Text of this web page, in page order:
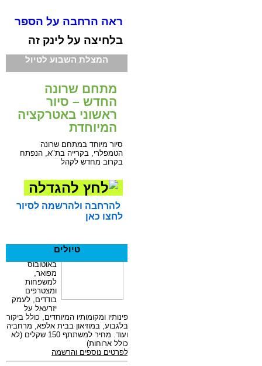
ראה הרחבה על הספר
בלחיצה על לינק זה
המצלת השבוע לטיול
מתחם שרונה
החדש – סיור
ראשוני באטרקציה
המיוחדת
סיור מיוחד במתחם שרונה
הטמפלרי, בקרייה בת"א, הנפתח
בקרוב מחדש לקהל
להרחבה ולהרשמה לסיור
לחצו כאן
טיולים